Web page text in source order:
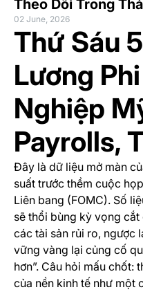
Theo Dõi Trong
02 June, 2026
Thứ Sáu
Lương
Nghiệp
Payrolls,
Đây là dữ liệu mở màn
suất trước thềm cuộc
Liên bang (FOMC). Số
sẽ thổi bùng kỳ vọng
các tài sản rủi ro, ngược
vững vàng lại củng cố
hơn”. Câu hỏi mấu chốt:
của nền kinh tế như một